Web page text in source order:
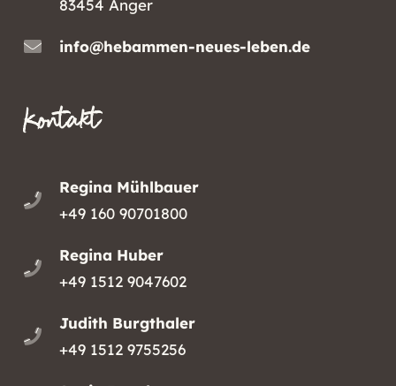
83454 Anger
info@hebammen-neues-leben.de
Kontakt
Regina Mühlbauer
+49 160 90701800
Regina Huber
+49 1512 9047602
Judith Burgthaler
+49 1512 9755256